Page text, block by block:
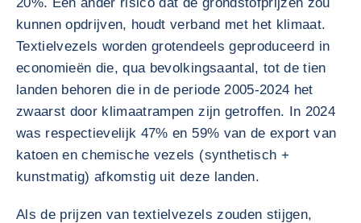
kunnen opdrijven, houdt verband met het klimaat.
Textielvezels worden grotendeels geproduceerd in
economieën die, qua bevolkingsaantal, tot de tien
landen behoren die in de periode 2005-2024 het
zwaarst door klimaatrampen zijn getroffen. In 2024
was respectievelijk 47% en 59% van de export van
katoen en chemische vezels (synthetisch +
kunstmatig) afkomstig uit deze landen.
Als de prijzen van textielvezels zouden stijgen,